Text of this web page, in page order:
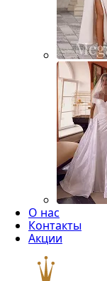
О нас
Контакты
Акции